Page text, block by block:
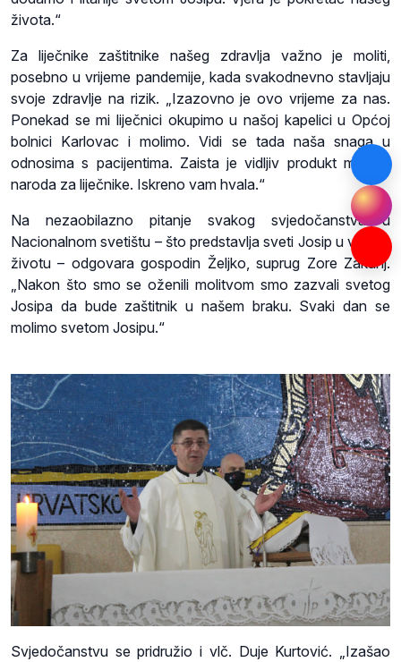
života.“
Za liječnike zaštitnike našeg zdravlja važno je moliti,
posebno u vrijeme pandemije, kada svakodnevno stavljaju
svoje zdravlje na rizik. „Izazovno je ovo vrijeme za nas.
Ponekad se mi liječnici okupimo u našoj kapelici u Općoj
bolnici Karlovac i molimo. Vidi se tada naša snaga u
odnosima s pacijentima. Zaista je vidljiv produkt molitve
naroda za liječnike. Iskreno vam hvala.“
Na nezaobilazno pitanje svakog svjedočanstva u
Nacionalnom svetištu – što predstavlja sveti Josip u vašem
životu – odgovara gospodin Željko, suprug Zore Zakanj.
„Nakon što smo se oženili molitvom smo zazvali svetog
Josipa da bude zaštitnik u našem braku. Svaki dan se
molimo svetom Josipu.“
Svjedočanstvu se pridružio i vlč. Duje Kurtović. „Izašao